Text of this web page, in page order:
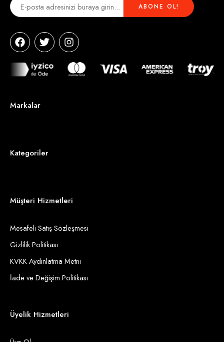
Markalar
Kategoriler
Müşteri Hizmetleri
Mesafeli Satış Sözleşmesi
Gizlilik Politikası
KVKK Aydınlatma Metni
İade ve Değişim Politikası
Üyelik Hizmetleri